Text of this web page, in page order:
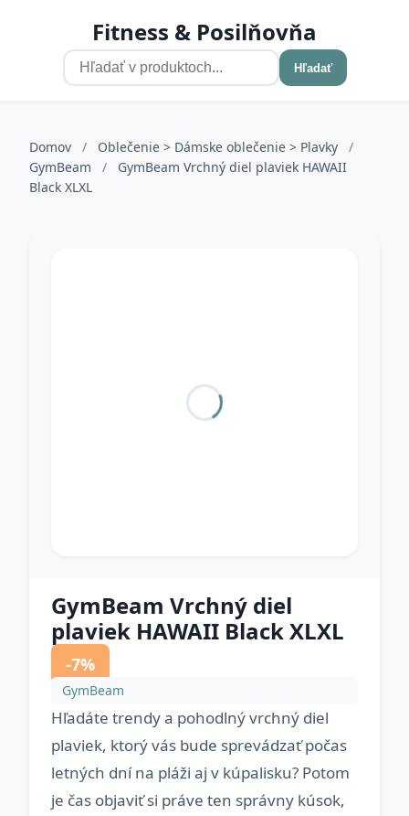
Fitness & Posilňovňa
Hľadať
Domov / Oblečenie > Dámske oblečenie > Plavky
/
GymBeam
/
GymBeam Vrchný diel plaviek HAWAII
Black XLXL
GymBeam Vrchný diel
plaviek HAWAII Black XLXL
-7%
GymBeam
Hľadáte trendy a pohodlný vrchný diel
plaviek, ktorý vás bude sprevádzať počas
letných dní na pláži aj v kúpalisku? Potom
je čas objaviť si práve ten správny kúsok,